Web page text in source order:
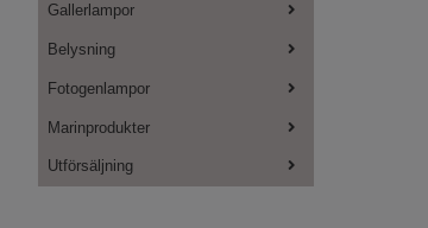
Gallerlampor
Belysning
Fotogenlampor
Marinprodukter
Utförsäljning